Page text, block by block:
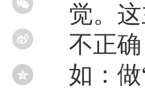
觉。
不正
如：